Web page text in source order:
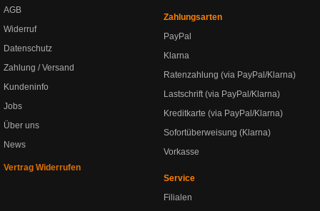
AGB
Widerruf
Datenschutz
Zahlung / Versand
Kundeninfo
Jobs
Über uns
News
Vertrag Widerrufen
Zahlungsarten
PayPal
Klarna
Ratenzahlung (via PayPal/Klarna)
Lastschrift (via PayPal/Klarna)
Kreditkarte (via PayPal/Klarna)
Sofortüberweisung (Klarna)
Vorkasse
Service
Filialen